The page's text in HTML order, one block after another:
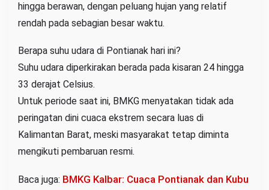
hingga berawan, dengan peluang hujan yang relatif
rendah pada sebagian besar waktu.
Berapa suhu udara di Pontianak hari ini?
Suhu udara diperkirakan berada pada kisaran 24 hingga
33 derajat Celsius.
Untuk periode saat ini, BMKG menyatakan tidak ada
peringatan dini cuaca ekstrem secara luas di
Kalimantan Barat, meski masyarakat tetap diminta
mengikuti pembaruan resmi.
Baca juga: BMKG Kalbar: Cuaca Pontianak dan Kubu